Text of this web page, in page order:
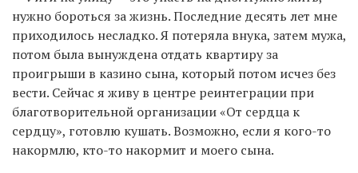
нужно бороться за жизнь. Последние десять лет мне
приходилось несладко. Я потеряла внука, затем мужа,
потом была вынуждена отдать квартиру за
проигрыши в казино сына, который потом исчез без
вести. Сейчас я живу в центре реинтеграции при
благотворительной организации «От сердца к
сердцу», готовлю кушать. Возможно, если я кого-то
накормлю, кто-то накормит и моего сына.